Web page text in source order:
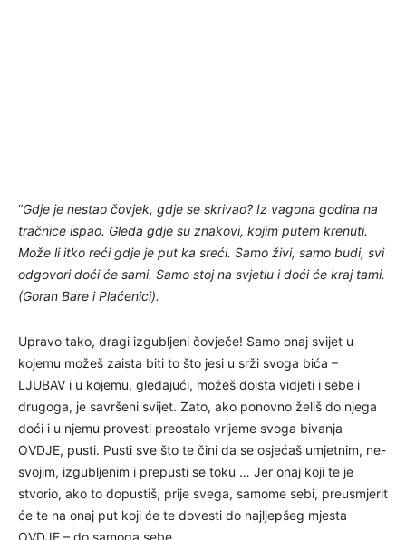
“Gdje je nestao čovjek, gdje se skrivao? Iz vagona godina na
tračnice ispao. Gleda gdje su znakovi, kojim putem krenuti.
Može li itko reći gdje je put ka sreći. Samo živi, samo budi, svi
odgovori doći će sami. Samo stoj na svjetlu i doći će kraj tami.
(Goran Bare i Plaćenici).
Upravo tako, dragi izgubljeni čovječe! Samo onaj svijet u
kojemu možeš zaista biti to što jesi u srži svoga bića –
LJUBAV i u kojemu, gledajući, možeš doista vidjeti i sebe i
drugoga, je savršeni svijet. Zato, ako ponovno želiš do njega
doći i u njemu provesti preostalo vrijeme svoga bivanja
OVDJE, pusti. Pusti sve što te čini da se osjećaš umjetnim, ne-
svojim, izgubljenim i prepusti se toku … Jer onaj koji te je
stvorio, ako to dopustiš, prije svega, samome sebi, preusmjerit
će te na onaj put koji će te dovesti do najljepšeg mjesta
OVDJE – do samoga sebe.